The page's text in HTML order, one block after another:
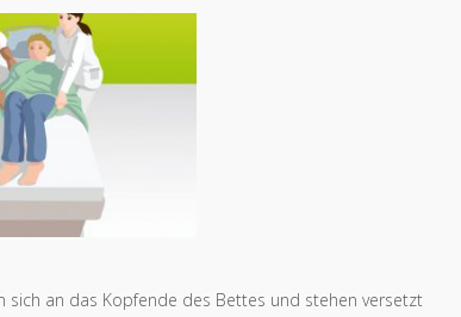
sich an das Kopfende des Bettes und stehen versetzt